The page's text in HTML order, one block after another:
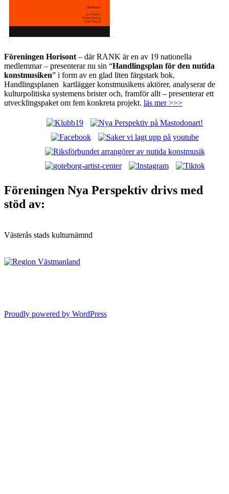
Föreningen Horisont – där RANK är en av 19 nationella
medlemmar – presenterar nu sin “Handlingsplan för den nutida
konstmusiken” i form av en glad liten färgstark bok.
Handlingsplanen kartlägger konstmusikens aktörer, analyserar de
kulturpolitiska systemens brister och, framför allt – presenterar ett
utvecklingspaket om fem konkreta projekt. läs mer >>>
Nya Perspektiv: Västerås alternativa
musikscen!
Föreningen Nya Perspektiv drivs med
stöd av:
Västerås stads kulturnämnd
Proudly powered by WordPress